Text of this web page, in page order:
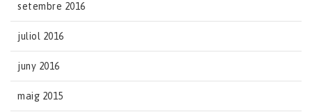
setembre 2016
juliol 2016
juny 2016
maig 2015